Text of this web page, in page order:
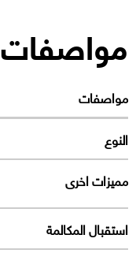
مواصفات
مواصفات
النوع
مميزات اخرى
استقبال المكالمة